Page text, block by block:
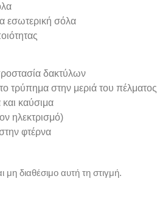
εσωτερική σόλα
δακτύλων
τρύπημα στην μεριά του πέλματος
καύσιμα
ηλεκτρισμό)
φτέρνα
μη διαθέσιμο αυτή τη στιγμή.